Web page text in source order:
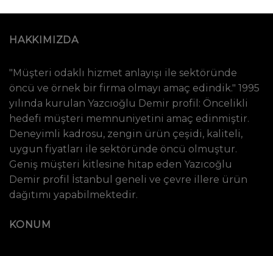
HAKKIMIZDA
"Müşteri odaklı hizmet anlayışı ile sektöründe
öncü ve örnek bir firma olmayı amaç edindik." 1995
yılında kurulan Yazcıoğlu Demir profil: Öncelikli
hedefi müşteri memnuniyetini amaç edinmiştir.
Deneyimli kadrosu, zengin ürün çeşidi, kaliteli,
uygun fiyatları ile sektöründe öncü olmuştur.
Geniş müşteri kitlesine hitap eden Yazıcoğlu
Demir profil İstanbul geneli ve çevre illere ürün
dağıtımı yapabilmektedir.
KONUM